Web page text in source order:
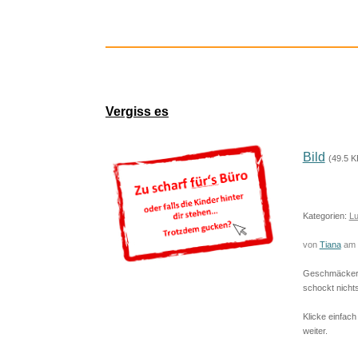
Wir
Vergiss es
Bild (49.5
Kategorien:
von Tianaam
schockt
Klicke
weiter.